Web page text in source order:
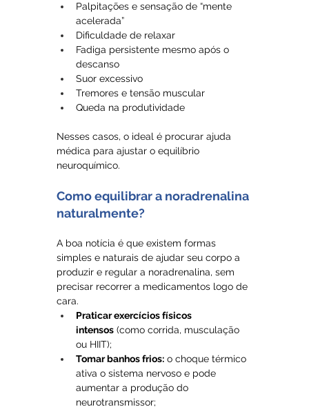
Palpitações e sensação de “mente
acelerada”
Dificuldade de relaxar
Fadiga persistente mesmo após o
descanso
Suor excessivo
Tremores e tensão muscular
Queda na produtividade
Nesses casos, o ideal é procurar ajuda
médica para ajustar o equilíbrio
neuroquímico.
Como equilibrar a noradrenalina
naturalmente?
A boa notícia é que existem formas
simples e naturais de ajudar seu corpo a
produzir e regular a noradrenalina, sem
precisar recorrer a medicamentos logo de
cara.
Praticar exercícios físicos
intensos (como corrida, musculação
ou HIIT);
Tomar banhos frios: o choque térmico
ativa o sistema nervoso e pode
aumentar a produção do
neurotransmissor;